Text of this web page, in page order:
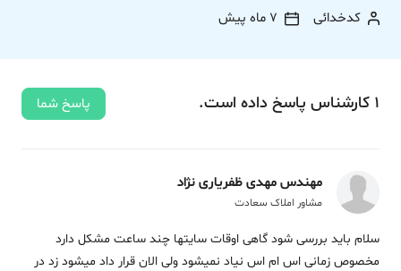
کدخدائی 7 ماه پیش
1 کارشناس پاسخ داده‌ است. پاسخ شما
مهندس مهدی ظفریاری نژاد
مشاور املاک سعادت
سلام باید بررسی شود گاهی اوقات سایتها چند ساعت مشکل دارد
مخصوص زمانی اس ام اس نیاد نمیشود ولی الان قرار داد میشود زد در